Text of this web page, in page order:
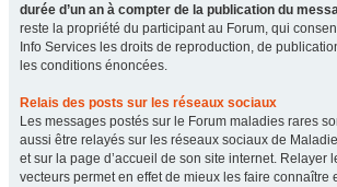
durée d’un an à compter de la publication du
reste la propriété du participant au Forum, qui
Info Services les droits de reproduction, de
les conditions énoncées.
Relais des posts sur les réseaux sociaux
Les messages postés sur le Forum maladies rares
aussi être relayés sur les réseaux sociaux de
et sur la page d’accueil de son site internet. Relayer
vecteurs permet en effet de mieux les faire connaître